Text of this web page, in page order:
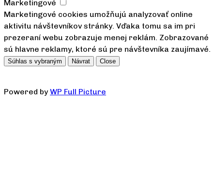
Marketingové
Marketingové cookies umožňujú analyzovať online
aktivitu návštevníkov stránky. Vďaka tomu sa im pri
prezeraní webu zobrazuje menej reklám. Zobrazované
sú hlavne reklamy, ktoré sú pre návštevníka zaujímavé.
Súhlas s vybraným Návrat Close
Powered byWP Full Picture